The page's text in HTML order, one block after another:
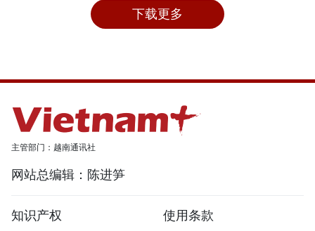
下载更多
主管部门：越南通讯社
网站总编辑：陈进笋
知识产权 使用条款